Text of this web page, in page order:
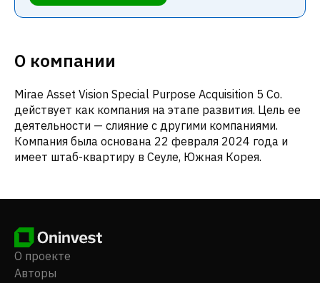
О компании
Mirae Asset Vision Special Purpose Acquisition 5 Co.
действует как компания на этапе развития. Цель ее
деятельности — слияние с другими компаниями.
Компания была основана 22 февраля 2024 года и
имеет штаб-квартиру в Сеуле, Южная Корея.
О проекте
Авторы